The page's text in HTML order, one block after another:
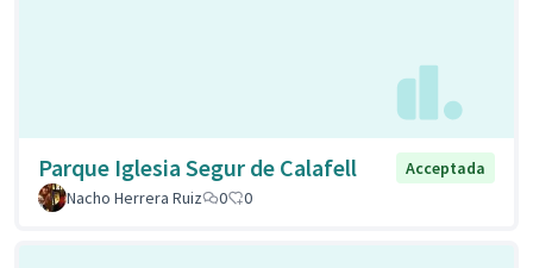
Parque Iglesia Segur de Calafell
Acceptada
Nacho Herrera Ruiz
0 0